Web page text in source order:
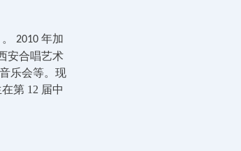
。 2010 年加
安合唱艺术
乐会等。现
第 12 届中